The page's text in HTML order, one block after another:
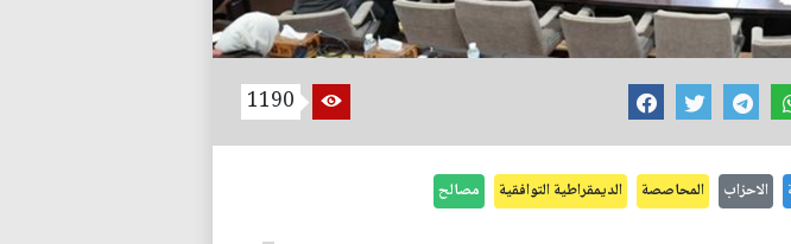
1190
الاحزاب المحاصصة الديمقراطية التوافقية مصالح